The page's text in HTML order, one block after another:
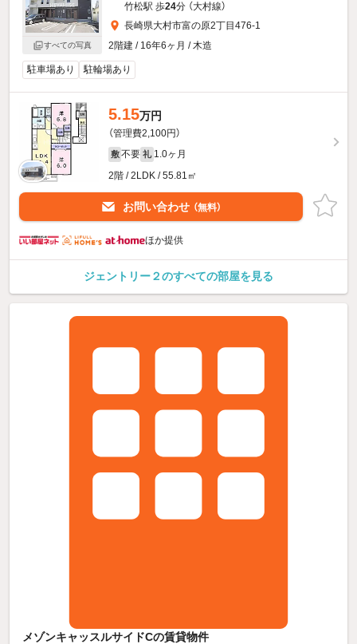
すべての写真
竹松駅 歩24分 （大村線）
長崎県大村市富の原2丁目476-1
2階建 / 16年6ヶ月 / 木造
駐車場あり 駐輪場あり
5.15万円
（管理費2,100円）
敷 不要 礼 1.0ヶ月
2階 / 2LDK / 55.81㎡
お問い合わせ （無料）
ほか提供
ジェントリー２のすべての部屋を見る
メゾンキャッスルサイドCの賃貸物件